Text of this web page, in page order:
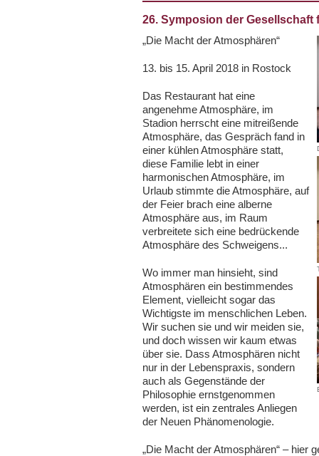
26. Symposion der
„Die Macht der Atmosphären“
13. bis 15. April 2018 in Rostock
Das Restaurant hat eine
angenehme Atmosphäre, im
Stadion herrscht eine mitreißende
Atmosphäre, das Gespräch fand in
einer kühlen Atmosphäre statt,
diese Familie lebt in einer
harmonischen Atmosphäre, im
Urlaub stimmte die Atmosphäre, auf
der Feier brach eine alberne
Atmosphäre aus, im Raum
verbreitete sich eine bedrückende
Atmosphäre des Schweigens...
Wo immer man hinsieht, sind
Atmosphären ein bestimmendes
Element, vielleicht sogar das
Wichtigste im menschlichen Leben.
Wir suchen sie und wir meiden sie,
und doch wissen wir kaum etwas
über sie. Dass Atmosphären nicht
nur in der Lebenspraxis, sondern
auch als Gegenstände der
Philosophie ernstgenommen
werden, ist ein zentrales Anliegen
der Neuen Phänomenologie.
„Die Macht der Atmosphären“ – hier